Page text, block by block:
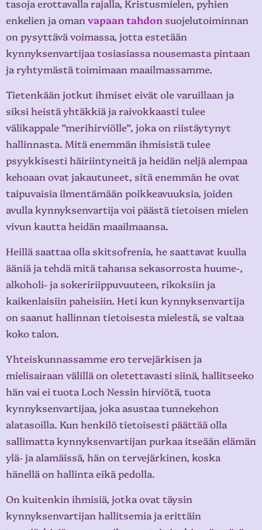
tasoja erottavalla rajalla, Kristusmielen, pyhien
enkelien ja oman vapaan tahdon suojelutoiminnan
on pysyttävä voimassa, jotta estetään
kynnyksenvartijaa tosiasiassa nousemasta pintaan
ja ryhtymästä toimimaan maailmassamme.
Tietenkään jotkut ihmiset eivät ole varuillaan ja
siksi heistä yhtäkkiä ja raivokkaasti tulee
välikappale ”merihirviölle”, joka on riistäytynyt
hallinnasta. Mitä enemmän ihmisistä tulee
psyykkisesti häiriintyneitä ja heidän neljä alempaa
kehoaan ovat jakautuneet, sitä enemmän he ovat
taipuvaisia ilmentämään poikkeavuuksia, joiden
avulla kynnyksenvartija voi päästä tietoisen mielen
vivun kautta heidän maailmaansa.
Heillä saattaa olla skitsofrenia, he saattavat kuulla
ääniä ja tehdä mitä tahansa sekasorrosta huume-,
alkoholi- ja sokeririippuvuuteen, rikoksiin ja
kaikenlaisiin paheisiin. Heti kun kynnyksenvartija
on saanut hallinnan tietoisesta mielestä, se valtaa
koko talon.
Yhteiskunnassamme ero tervejärkisen ja
mielisairaan välillä on oletettavasti siinä, hallitseeko
hän vai ei tuota Loch Nessin hirviötä, tuota
kynnyksenvartijaa, joka asustaa tunnekehon
alatasoilla. Kun henkilö tietoisesti päättää olla
sallimatta kynnyksenvartijan purkaa itseään elämän
ylä- ja alamäissä, hän on tervejärkinen, koska
hänellä on hallinta eikä pedolla.
On kuitenkin ihmisiä, jotka ovat täysin
kynnyksenvartijan hallitsemia ja erittäin